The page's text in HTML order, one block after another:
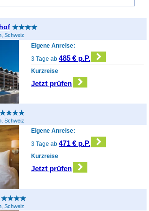
Schweiz
Eigene Anreise:
3 Tage ab485 € p.P.
Kurzreise
Jetzt prüfen
Schweiz
Eigene Anreise:
3 Tage ab471 € p.P.
Kurzreise
Jetzt prüfen
Schweiz